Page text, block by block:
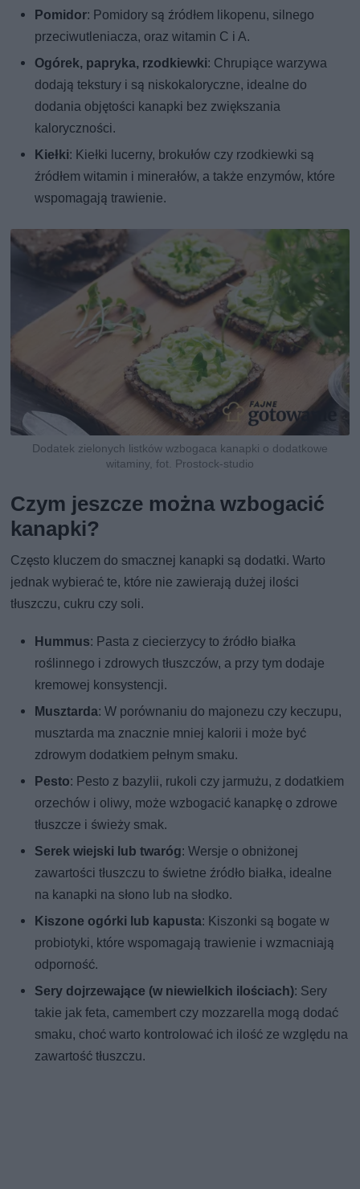
Pomidor: Pomidory są źródłem likopenu, silnego
przeciwutleniacza, oraz witamin C i A.
Ogórek, papryka, rzodkiewki: Chrupiące warzywa
dodają tekstury i są niskokaloryczne, idealne do
dodania objętości kanapki bez zwiększania
kaloryczności.
Kiełki: Kiełki lucerny, brokułów czy rzodkiewki są
źródłem witamin i minerałów, a także enzymów, które
wspomagają trawienie.
Dodatek zielonych listków wzbogaca kanapki o dodatkowe
witaminy, fot. Prostock-studio
Czym jeszcze można wzbogacić
kanapki?
Często kluczem do smacznej kanapki są dodatki. Warto
jednak wybierać te, które nie zawierają dużej ilości
tłuszczu, cukru czy soli.
Hummus: Pasta z ciecierzycy to źródło białka
roślinnego i zdrowych tłuszczów, a przy tym dodaje
kremowej konsystencji.
Musztarda: W porównaniu do majonezu czy keczupu,
musztarda ma znacznie mniej kalorii i może być
zdrowym dodatkiem pełnym smaku.
Pesto: Pesto z bazylii, rukoli czy jarmużu, z dodatkiem
orzechów i oliwy, może wzbogacić kanapkę o zdrowe
tłuszcze i świeży smak.
Serek wiejski lub twaróg: Wersje o obniżonej
zawartości tłuszczu to świetne źródło białka, idealne
na kanapki na słono lub na słodko.
Kiszone ogórki lub kapusta: Kiszonki są bogate w
probiotyki, które wspomagają trawienie i wzmacniają
odporność.
Sery dojrzewające (w niewielkich ilościach): Sery
takie jak feta, camembert czy mozzarella mogą dodać
smaku, choć warto kontrolować ich ilość ze względu na
zawartość tłuszczu.